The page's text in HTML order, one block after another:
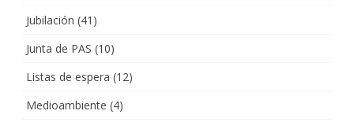
Jubilación (41)
Junta de PAS (10)
Listas de espera (12)
Medioambiente (4)